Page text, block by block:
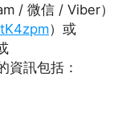
/ 微信 / Viber）
）或
訊包括：